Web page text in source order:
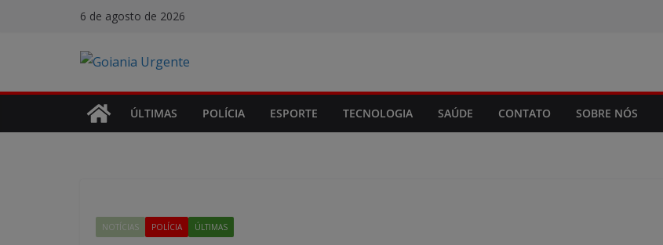
6 de agosto de 2026
ÚLTIMAS POLÍCIA ESPORTE TECNOLOGIA SAÚDE CONTATO SOBRE NÓS
NOTÍCIAS POLÍCIA ÚLTIMAS